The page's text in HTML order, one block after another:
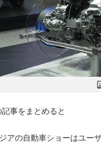
記事をまとめると
アの自動車ショーはユー